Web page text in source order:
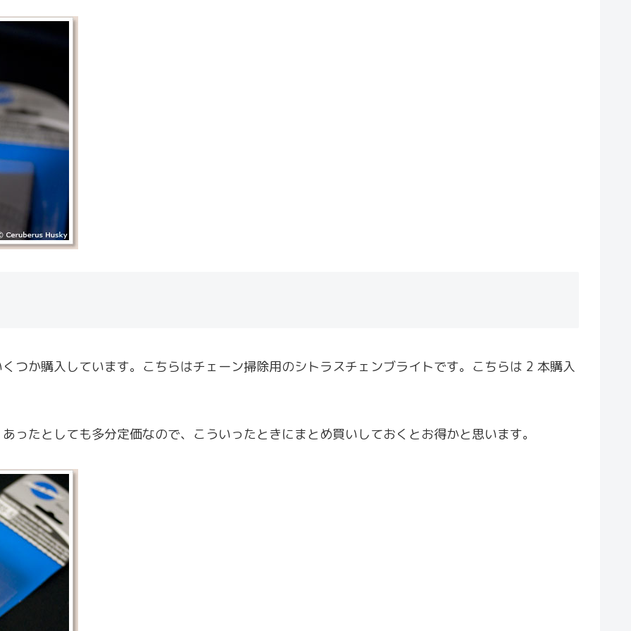
つか購入しています。こちらはチェーン掃除用のシトラスチェンブライトです。こちらは 2 本購入
ったとしても多分定価なので、こういったときにまとめ買いしておくとお得かと思います。